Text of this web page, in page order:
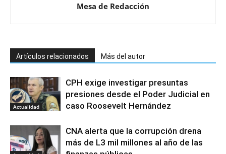
Mesa de Redacción
Artículos relacionados Más del autor
Actualidad
CPH exige investigar presuntas
presiones desde el Poder Judicial en
caso Roosevelt Hernández
CNA alerta que la corrupción drena
más de L3 mil millones al año de las